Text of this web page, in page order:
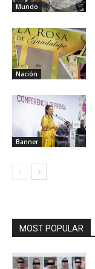
Mundo
Nación
Banner
MOST POPULAR